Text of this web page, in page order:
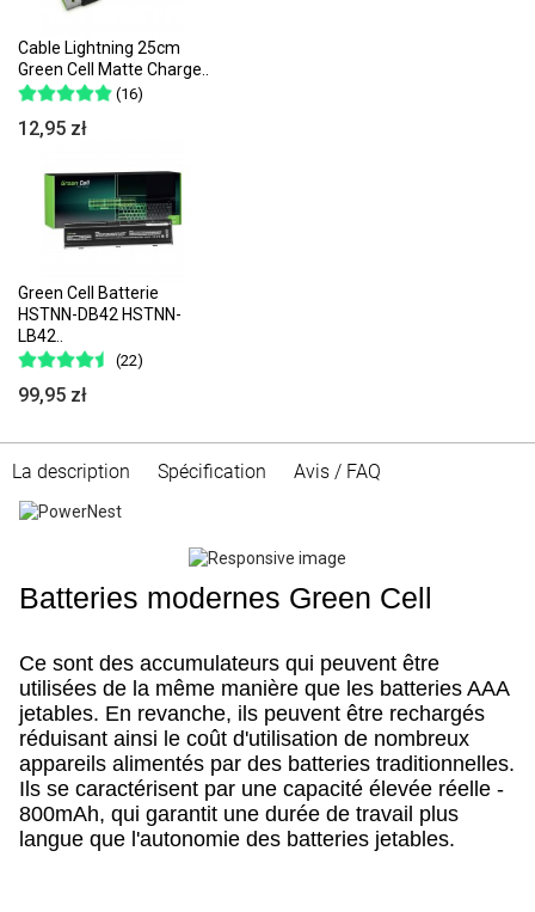
Cable Lightning 25cm
Green Cell Matte Charge..
(16)
12,95 zł
Green Cell Batterie
HSTNN-DB42 HSTNN-
LB42..
(22)
99,95 zł
La description Spécification Avis / FAQ
Batteries modernes Green Cell
Ce sont des accumulateurs qui peuvent être
utilisées de la même manière que les batteries AAA
jetables. En revanche, ils peuvent être rechargés
réduisant ainsi le coût d'utilisation de nombreux
appareils alimentés par des batteries traditionnelles.
Ils se caractérisent par une capacité élevée réelle -
800mAh, qui garantit une durée de travail plus
langue que l'autonomie des batteries jetables.